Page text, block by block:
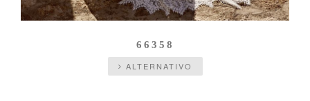
66358
ALTERNATIVO